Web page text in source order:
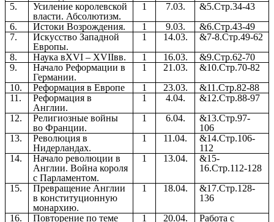
5.
Усиление королевской
власти. Абсолютизм.
1 7.03.
&5.Стр.34-43
6.
Истоки Возрождения. 1 9.03.
&6.Стр.43-49
7.
Искусство Западной
Европы.
1 14.03.
&7-8.Стр.49-62
8.
Наука вXVI – XVIIвв. 1 16.03.
&9.Стр.62-70
9.
Начало Реформации в
Германии.
1 21.03.
&10.Стр.70-82
10.
Реформация в Европе 1 23.03.
&11.Стр.82-88
11.
Реформация в
Англии.
1 4.04.
&12.Стр.88-97
12.
Религиозные войны
во Франции.
1 6.04.
&13.Стр.97-
106
13.
Революция в
Нидерландах.
1 11.04.
&14.Стр.106-
112
14.
Начало революции в
Англии. Война короля
с Парламентом.
1 13.04.
&15-
16.Стр.112-128
15.
Превращение Англии
в конституционную
монархию.
1 18.04.
&17.Стр.128-
136
16.
Повторение по теме
1 20.04.
Работа с